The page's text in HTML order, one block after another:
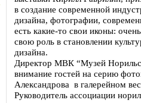
в создание современной
дизайна, фотографии,
есть какие-то свои иконы:
свою роль в становлении
дизайна.
Директор МВК “Музей
внимание гостей на серию
Александрова в галерейном
Руководитель ассоциации